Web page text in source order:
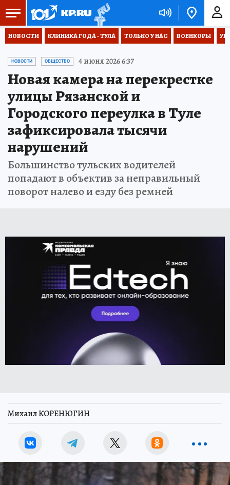
НОВОСТИ КЛИНИКА ГОДА - ТУЛА ТОЛЬКО У НАС ВОЕНКОРЫ
НОВОСТИ ОБЩЕСТВО 4 июня 2026 6:37
Новая камера на перекрестке
улицы Рязанской и
Городского переулка в Туле
зафиксировала тысячи
нарушений
Большинство тульских водителей
попадают в объектив за неправильный
поворот налево и езду без ремней
Михаил КОРЕНЮГИН